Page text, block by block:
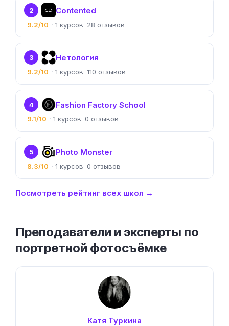
2 Contented
9.2/10 1 28
3 Нетология
9.2/10 1 110
4 Fashion Factory School
9.1/10 1 0
5 Photo Monster
8.3/10 1 0
Посмотреть рейтинг всех школ →
Преподаватели и эксперты по
портретной фотосъёмке
Катя Туркина